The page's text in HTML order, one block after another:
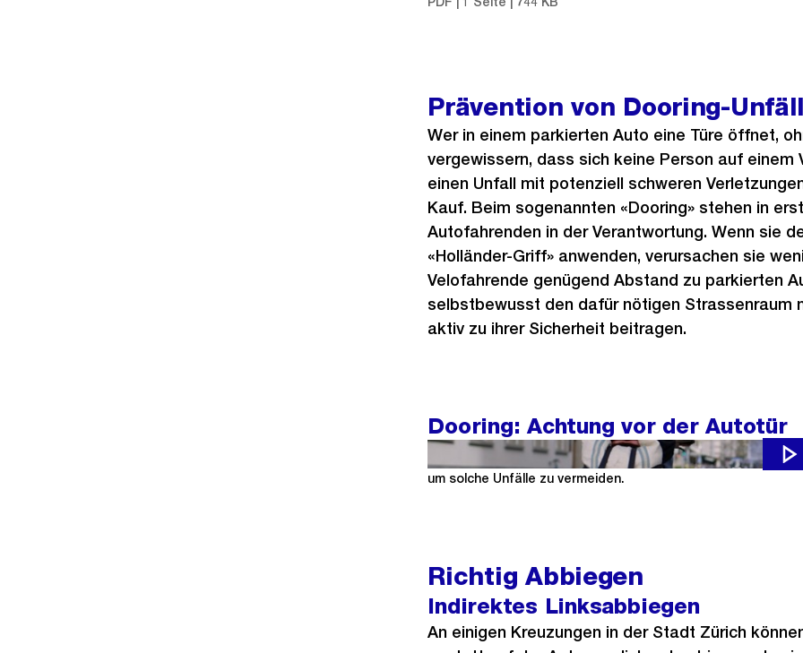
Prävention von Dooring-
Wer in einem parkierten Auto eine Türe öffnet,
vergewissern, dass sich keine Person auf einem
einen Unfall mit potenziell schweren
Kauf. Beim sogenannten «Dooring» stehen in
Autofahrenden in der Verantwortung. Wenn sie
«Holländer-Griff» anwenden, verursachen sie
Velofahrende genügend Abstand zu parkierten
selbstbewusst den dafür nötigen Strassenraum
aktiv zu ihrer Sicherheit beitragen.
Dooring: Achtung vor der Autotür
Jeder 20. Velounfall in der Stadt Zürich ist ein Dooring-
um solche Unfälle zu vermeiden.
Richtig Abbiegen
Indirektes Linksabbiegen
An einigen Kreuzungen in der Stadt Zürich